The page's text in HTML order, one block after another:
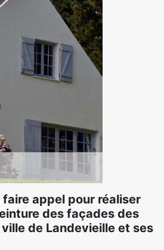
appel pour réaliser
des façades des
de Landevieille et ses